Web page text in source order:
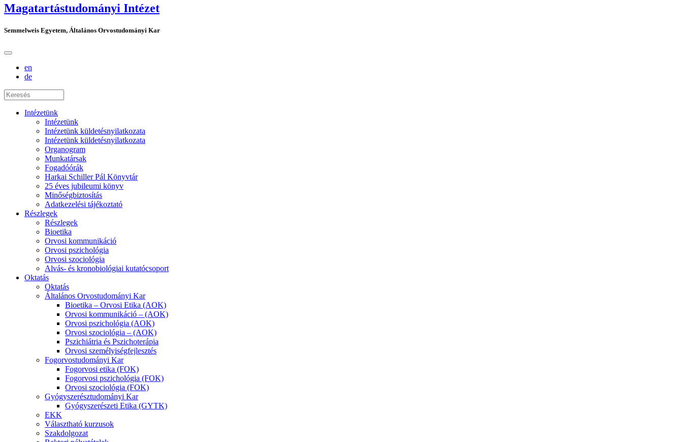
Magatartástudományi Intézet
Semmelweis Egyetem, Általános Orvostudományi Kar
en
de
Intézetünk
Intézetünk
Intézetünk küldetésnyilatkozata
Intézetünk küldetésnyilatkozata
Organogram
Munkatársak
Fogadóórák
Harkai Schiller Pál Könyvtár
25 éves jubileumi könyv
Minőségbiztosítás
Adatkezelési tájékoztató
Részlegek
Részlegek
Bioetika
Orvosi kommunikáció
Orvosi pszichológia
Orvosi szociológia
Alvás- és kronobiológiai kutatócsoport
Oktatás
Oktatás
Általános Orvostudományi Kar
Bioetika – Orvosi Etika (AOK)
Orvosi kommunikáció – (AOK)
Orvosi pszichológia (AOK)
Orvosi szociológia – (AOK)
Pszichiátria és Pszichoterápia
Orvosi személyiségfejlesztés
Fogorvostudományi Kar
Fogorvosi etika (FOK)
Fogorvosi pszichológia (FOK)
Orvosi szociológia (FOK)
Gyógyszerésztudományi Kar
Gyógyszerészeti Etika (GYTK)
EKK
Választható kurzusok
Szakdolgozat